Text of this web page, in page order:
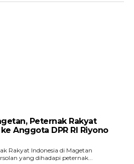
Peternak Rakyat
Anggota DPR RI Riyono
Rakyat Indonesia di Magetan
yang dihadapi peternak...